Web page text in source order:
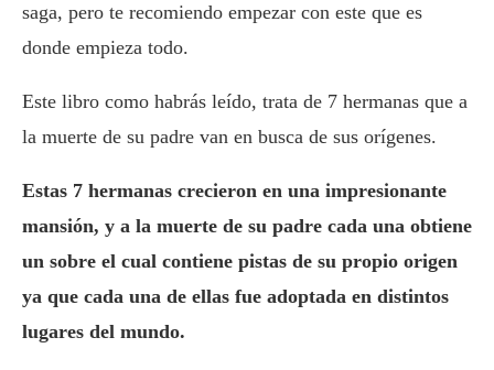
saga, pero te recomiendo empezar con este que es
donde empieza todo.
Este libro como habrás leído, trata de 7 hermanas que a
la muerte de su padre van en busca de sus orígenes.
Estas 7 hermanas crecieron en una impresionante
mansión, y a la muerte de su padre cada una obtiene
un sobre el cual contiene pistas de su propio origen
ya que cada una de ellas fue adoptada en distintos
lugares del mundo.